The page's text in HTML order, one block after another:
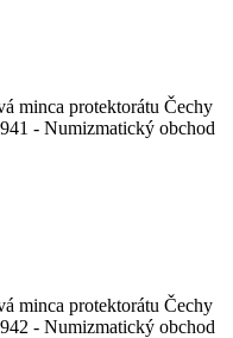
minca protektorátu Čechy
- Numizmatický obchod
minca protektorátu Čechy
- Numizmatický obchod